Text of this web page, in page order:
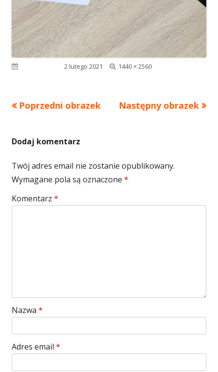
Opublikowano2 lutego 2021
Pełny
1440 × 2560
Poprzedni obrazek Następny obrazek
Dodaj komentarz
Twój adres email nie zostanie opublikowany.
Wymagane pola są oznaczone *
Komentarz *
Nazwa *
Adres email *